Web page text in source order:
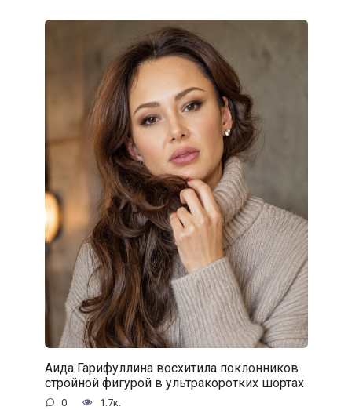
Аида Гарифуллина восхитила поклонников
стройной фигурой в ультракоротких шортах
0 1.7к.